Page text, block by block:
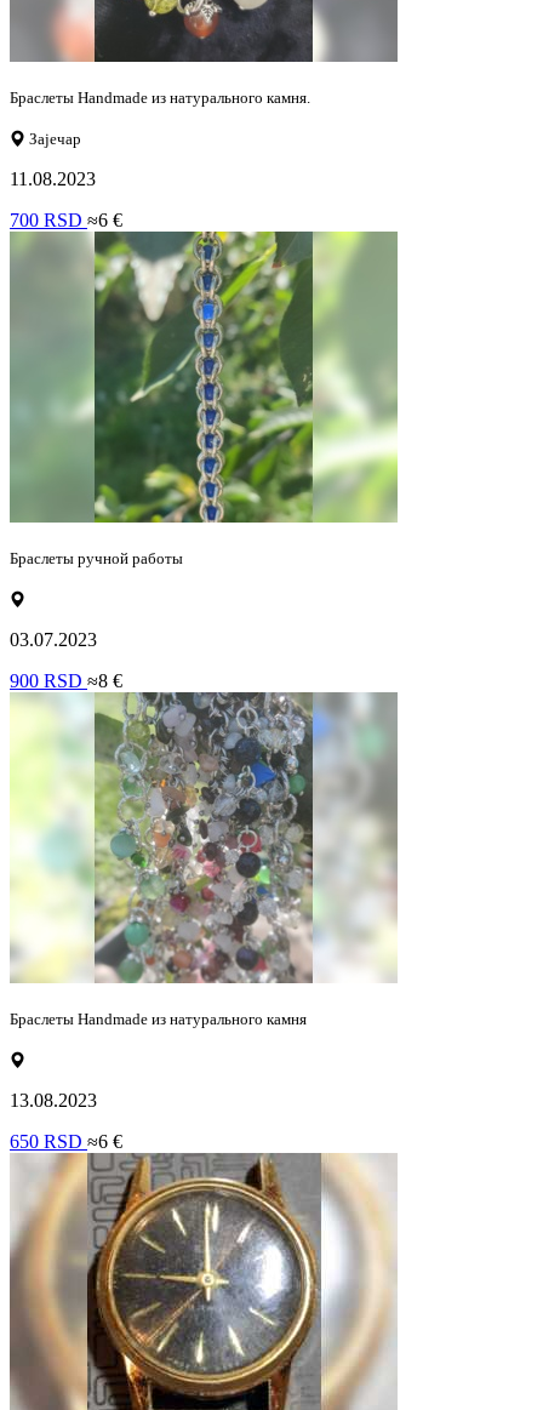
Браслеты Handmade из натурального камня.
Зајечар
11.08.2023
700 RSD ≈6 €
Браслеты ручной работы
03.07.2023
900 RSD ≈8 €
Браслеты Handmade из натурального камня
13.08.2023
650 RSD ≈6 €